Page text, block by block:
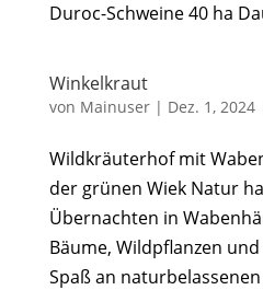
Duroc-Schweine 40 ha
Winkelkraut
von Mainuser| Dez. 1, 2024
Wildkräuterhof mit
der grünen Wiek Natur
Übernachten in
Bäume, Wildpflanzen
Spaß an